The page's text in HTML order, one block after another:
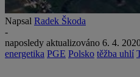
Napsal Radek Škoda
-
naposledy aktualizováno 6. 4.
energetika PGE Polsko těžba uhlí